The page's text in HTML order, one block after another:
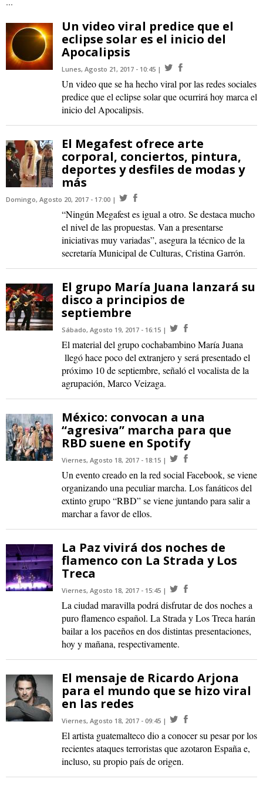
Un video viral predice que el
eclipse solar es el inicio del
Apocalipsis
Lunes, Agosto 21, 2017 - 10:45
Un video que se ha hecho viral por las redes sociales
predice que el eclipse solar que ocurrirá hoy marca el
inicio del Apocalipsis.
El Megafest ofrece arte
corporal, conciertos, pintura,
deportes y desfiles de modas y
más
Domingo, Agosto 20, 2017 - 17:00
“Ningún Megafest es igual a otro. Se destaca mucho
el nivel de las propuestas. Van a presentarse
iniciativas muy variadas”, asegura la técnico de la
secretaría Municipal de Culturas, Cristina Garrón.
El grupo María Juana lanzará su
disco a principios de
septiembre
Sábado, Agosto 19, 2017 - 16:15
El material del grupo cochabambino María Juana
llegó hace poco del extranjero y será presentado el
próximo 10 de septiembre, señaló el vocalista de la
agrupación, Marco Veizaga.
México: convocan a una
“agresiva” marcha para que
RBD suene en Spotify
Viernes, Agosto 18, 2017 - 18:15
Un evento creado en la red social Facebook, se viene
organizando una peculiar marcha. Los fanáticos del
extinto grupo “RBD” se viene juntando para salir a
marchar a favor de ellos.
La Paz vivirá dos noches de
flamenco con La Strada y Los
Treca
Viernes, Agosto 18, 2017 - 15:45
La ciudad maravilla podrá disfrutar de dos noches a
puro flamenco español. La Strada y Los Treca harán
bailar a los paceños en dos distintas presentaciones,
hoy y mañana, respectivamente.
El mensaje de Ricardo Arjona
para el mundo que se hizo viral
en las redes
Viernes, Agosto 18, 2017 - 09:45
El artista guatemalteco dio a conocer su pesar por los
recientes ataques terroristas que azotaron España e,
incluso, su propio país de origen.